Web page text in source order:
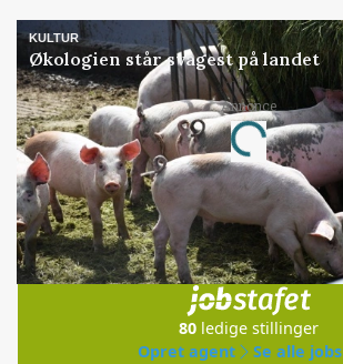
KULTUR
Økologien står svagest på landet
Annonce
Loading...
Jobs
i samarbejde med
80 ledige stillinger
Opret agent
Se alle jobs